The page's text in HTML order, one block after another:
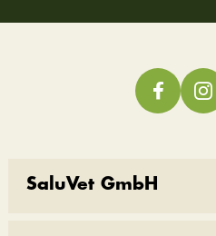
SaluVet GmbH